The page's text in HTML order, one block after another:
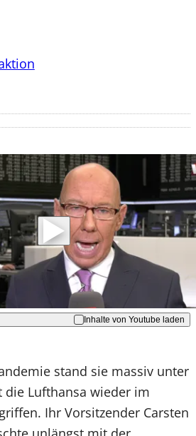
dieses Videos
an Youtube übertragen.
dazu erhalten Sie in der
.
Akzeptieren
Inhalte von Youtube laden
stand sie massiv unter
die Lufthansa wieder im
Ihr Vorsitzender Carsten